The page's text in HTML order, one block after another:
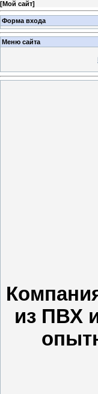
[Мой сайт]
Форма входа
Меню сайта
из ПВХ